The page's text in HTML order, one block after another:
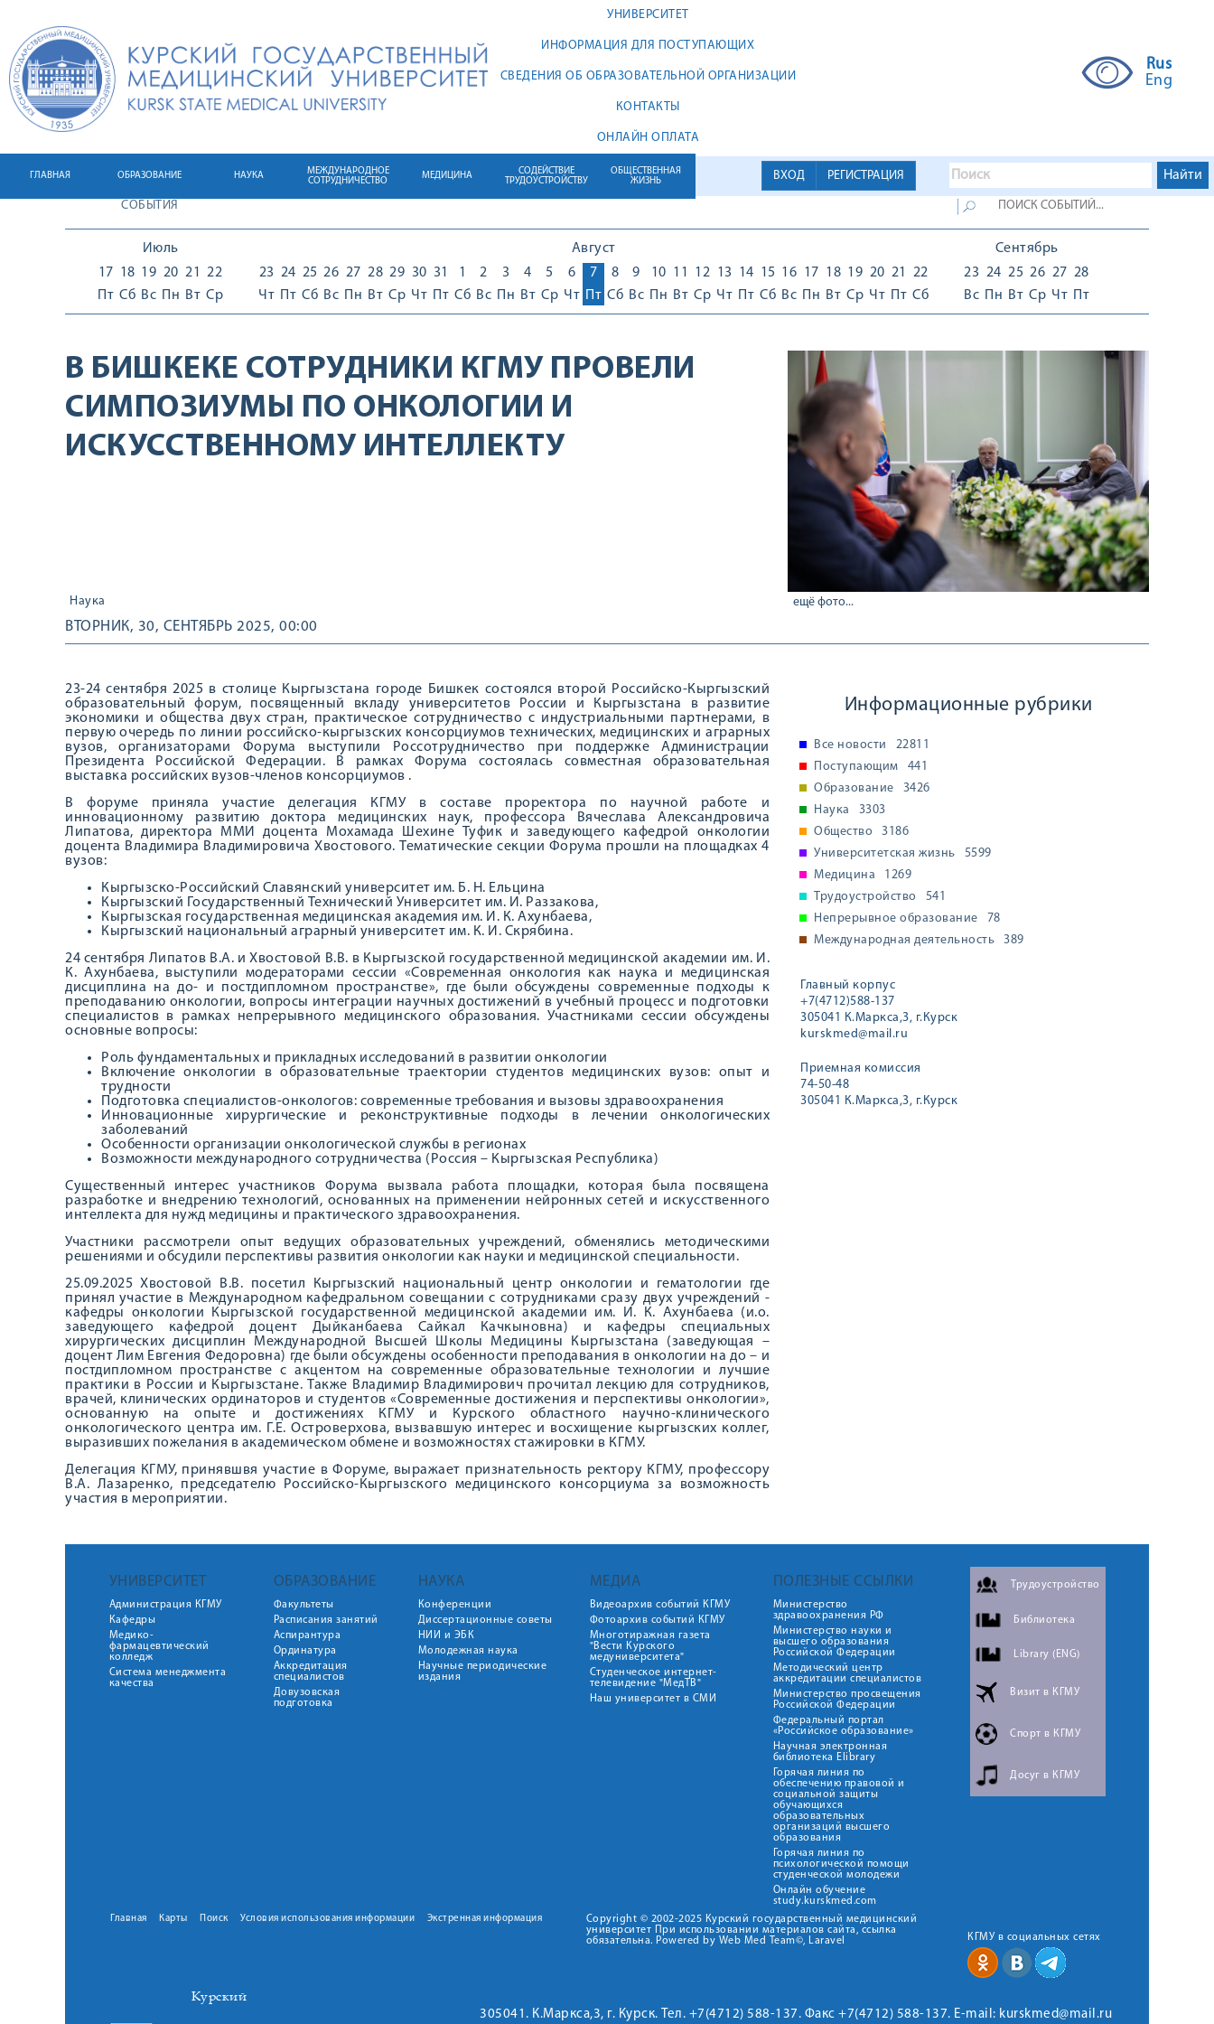
УНИВЕРСИТЕТ
ИНФОРМАЦИЯ ДЛЯ ПОСТУПАЮЩИХ
СВЕДЕНИЯ ОБ ОБРАЗОВАТЕЛЬНОЙ ОРГАНИЗАЦИИ
КОНТАКТЫ
ОНЛАЙН ОПЛАТА
Rus
Eng
ВХОД РЕГИСТРАЦИЯ
ГЛАВНАЯ ОБРАЗОВАНИЕ НАУКА
МЕЖДУНАРОДНОЕ
СОТРУДНИЧЕСТВО
МЕДИЦИНА
СОДЕЙСТВИЕ
ТРУДОУСТРОЙСТВУ
ОБЩЕСТВЕННАЯ
ЖИЗНЬ
СОБЫТИЯ
Июль
17
Пт
18
Сб
19
Вс
20
Пн
21
Вт
22
Ср
Август
23
Чт
24
Пт
25
Сб
26
Вс
27
Пн
28
Вт
29
Ср
30
Чт
31
Пт
1
Сб
2
Вс
3
Пн
4
Вт
5
Ср
6
Чт
7
Пт
8
Сб
9
Вс
10
Пн
11
Вт
12
Ср
13
Чт
14
Пт
15
Сб
16
Вс
17
Пн
18
Вт
19
Ср
20
Чт
21
Пт
22
Сб
Сентябрь
23
Вс
24
Пн
25
Вт
26
Ср
27
Чт
28
Пт
В БИШКЕКЕ СОТРУДНИКИ КГМУ ПРОВЕЛИ
СИМПОЗИУМЫ ПО ОНКОЛОГИИ И
ИСКУССТВЕННОМУ ИНТЕЛЛЕКТУ
Наука ещё фото...
ВТОРНИК, 30, СЕНТЯБРЬ 2025, 00:00
23-24 сентября 2025 в столице Кыргызстана городе Бишкек состоялся второй Российско-Кыргызский
образовательный форум, посвященный вкладу университетов России и Кыргызстана в развитие
экономики и общества двух стран, практическое сотрудничество с индустриальными партнерами, в
первую очередь по линии российско-кыргызских консорциумов технических, медицинских и аграрных
вузов, организаторами Форума выступили Россотрудничество при поддержке Администрации
Президента Российской Федерации. В рамках Форума состоялась совместная образовательная
выставка российских вузов-членов консорциумов .
В форуме приняла участие делегация КГМУ в составе проректора по научной работе и
инновационному развитию доктора медицинских наук, профессора Вячеслава Александровича
Липатова, директора ММИ доцента Мохамада Шехине Туфик и заведующего кафедрой онкологии
доцента Владимира Владимировича Хвостового. Тематические секции Форума прошли на площадках 4
вузов:
Кыргызско-Российский Славянский университет им. Б. Н. Ельцина
Кыргызский Государственный Технический Университет им. И. Раззакова,
Кыргызская государственная медицинская академия им. И. К. Ахунбаева,
Кыргызский национальный аграрный университет им. К. И. Скрябина.
24 сентября Липатов В.А. и Хвостовой В.В. в Кыргызской государственной медицинской академии им. И.
К. Ахунбаева, выступили модераторами сессии «Современная онкология как наука и медицинская
дисциплина на до- и постдипломном пространстве», где были обсуждены современные подходы к
преподаванию онкологии, вопросы интеграции научных достижений в учебный процесс и подготовки
специалистов в рамках непрерывного медицинского образования. Участниками сессии обсуждены
основные вопросы:
Роль фундаментальных и прикладных исследований в развитии онкологии
Включение онкологии в образовательные траектории студентов медицинских вузов: опыт и
трудности
Подготовка специалистов-онкологов: современные требования и вызовы здравоохранения
Инновационные хирургические и реконструктивные подходы в лечении онкологических
заболеваний
Особенности организации онкологической службы в регионах
Возможности международного сотрудничества (Россия – Кыргызская Республика)
Существенный интерес участников Форума вызвала работа площадки, которая была посвящена
разработке и внедрению технологий, основанных на применении нейронных сетей и искусственного
интеллекта для нужд медицины и практического здравоохранения.
Участники рассмотрели опыт ведущих образовательных учреждений, обменялись методическими
решениями и обсудили перспективы развития онкологии как науки и медицинской специальности.
25.09.2025 Хвостовой В.В. посетил Кыргызский национальный центр онкологии и гематологии где
принял участие в Международном кафедральном совещании с сотрудниками сразу двух учреждений -
кафедры онкологии Кыргызской государственной медицинской академии им. И. К. Ахунбаева (и.о.
заведующего кафедрой доцент Дыйканбаева Сайкал Качкыновна) и кафедры специальных
хирургических дисциплин Международной Высшей Школы Медицины Кыргызстана (заведующая –
доцент Лим Евгения Федоровна) где были обсуждены особенности преподавания в онкологии на до – и
постдипломном пространстве с акцентом на современные образовательные технологии и лучшие
практики в России и Кыргызстане. Также Владимир Владимирович прочитал лекцию для сотрудников,
врачей, клинических ординаторов и студентов «Современные достижения и перспективы онкологии»,
основанную на опыте и достижениях КГМУ и Курского областного научно-клинического
онкологического центра им. Г.Е. Островерхова, вызвавшую интерес и восхищение кыргызских коллег,
выразивших пожелания в академическом обмене и возможностях стажировки в КГМУ.
Делегация КГМУ, принявшвя участие в Форуме, выражает признательность ректору КГМУ, профессору
В.А. Лазаренко, председателю Российско-Кыргызского медицинского консорциума за возможность
участия в мероприятии.
Информационные рубрики
Все новости
22811
Поступающим
441
Образование
3426
Наука
3303
Общество
3186
Университетская жизнь
5599
Медицина
1269
Трудоустройство
541
Непрерывное образование
78
Международная деятельность
389
Главный корпус
+7(4712)588-137
305041 К.Маркса,3, г.Курск
kurskmed@mail.ru
Приемная комиссия
74-50-48
305041 К.Маркса,3, г.Курск
УНИВЕРСИТЕТ
Администрация КГМУ
Кафедры
Медико-
фармацевтический
колледж
Система менеджмента
качества
ОБРАЗОВАНИЕ
Факультеты
Расписания занятий
Аспирантура
Ординатура
Аккредитация
специалистов
Довузовская
подготовка
НАУКА
Конференции
Диссертационные советы
НИИ и ЭБК
Молодежная наука
Научные периодические
издания
МЕДИА
Видеоархив событий КГМУ
Фотоархив событий КГМУ
Многотиражная газета
"Вести Курского
медуниверситета"
Студенческое интернет-
телевидение "МедТВ"
Наш университет в СМИ
ПОЛЕЗНЫЕ ССЫЛКИ
Министерство
здравоохранения РФ
Министерство науки и
высшего образования
Российской Федерации
Методический центр
аккредитации специалистов
Министерство просвещения
Российской Федерации
Федеральный портал
«Российское образование»
Научная электронная
библиотека Elibrary
Горячая линия по
обеспечению правовой и
социальной защиты
обучающихся
образовательных
организаций высшего
образования
Горячая линия по
психологической помощи
студенческой молодежи
Онлайн обучение
study.kurskmed.com
Трудоустройство
Библиотека
Library (ENG)
Визит в КГМУ
Спорт в КГМУ
Досуг в КГМУ
Главная Карты Поиск Условия использования информации Экстренная информация
Copyright © 2002-2025 Курский государственный медицинский
университет При использовании материалов сайта, ссылка
обязательна. Powered by Web Med Team©, Laravel
КГМУ в социальных сетях
Курский
305041. К.Маркса,3, г. Курск. Тел. +7(4712) 588-137. Факс +7(4712) 588-137. E-mail: kurskmed@mail.ru